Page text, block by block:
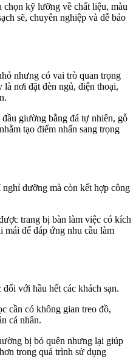
kỹ lưỡng về chất liệu, màu
sẽ, chuyên nghiệp và dễ bảo
nhưng có vai trò quan trọng
nơi đặt đèn ngủ, điện thoại,
giường bằng đá tự nhiên, gỗ
tạo điểm nhấn sang trọng
dưỡng mà còn kết hợp công
trang bị bàn làm việc có kích
mái để đáp ứng nhu cầu làm
với hầu hết các khách sạn.
cần có không gian treo đồ,
cá nhân.
bị bỏ quên nhưng lại giúp
trong quá trình sử dụng